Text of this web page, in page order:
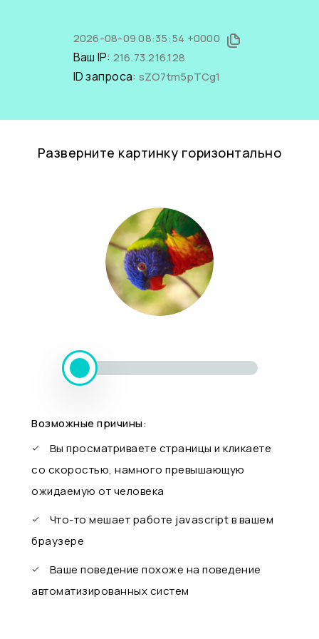
2026-08-09 08:35:54 +0000
Ваш IP: 216.73.216.128
ID запроса: sZO7tm5pTCg1
Разверните картинку горизонтально
Возможные причины:
Вы просматриваете страницы и кликаете
со скоростью, намного превышающую
ожидаемую от человека
Что-то мешает работе javascript в вашем
браузере
Ваше поведение похоже на поведение
автоматизированных систем